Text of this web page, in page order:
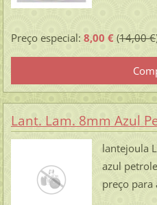
Preço especial: 8,00 €(14,00 €
Lant. Lam. 8mm Azul
lantejoula
azul
preço para